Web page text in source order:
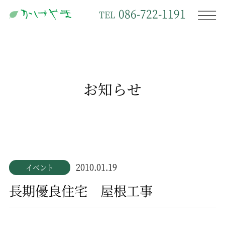
TEL 086-722-1191
お知らせ
イベント 2010.01.19
長期優良住宅 屋根工事